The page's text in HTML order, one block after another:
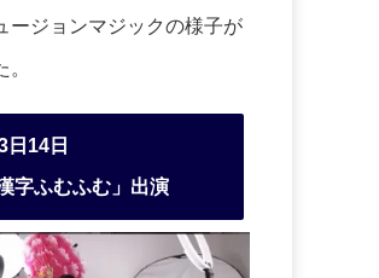
ージョンマジックの様子が
日14日
字ふむふむ」出演